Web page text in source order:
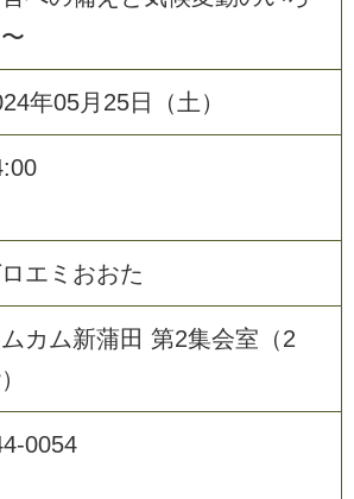
年05月25日（土）
エミおおた
カム新蒲田 第2集会室（2
0054